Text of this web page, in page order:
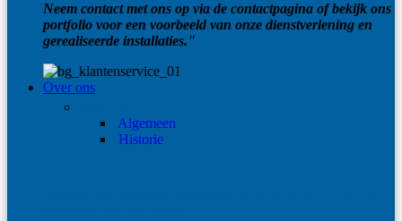
Neem contact met ons op via de contactpagina of bekijk ons
portfolio voor een voorbeeld van onze dienstverlening en
gerealiseerde installaties."
Over ons
Algemeen
Historie